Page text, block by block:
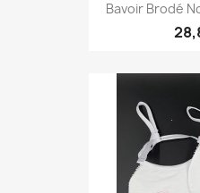
Bavoir Brodé